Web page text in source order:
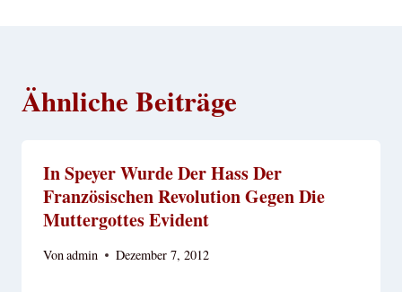
Ähnliche Beiträge
In Speyer Wurde Der Hass Der
Französischen Revolution Gegen Die
Muttergottes Evident
Vonadmin Dezember 7, 2012